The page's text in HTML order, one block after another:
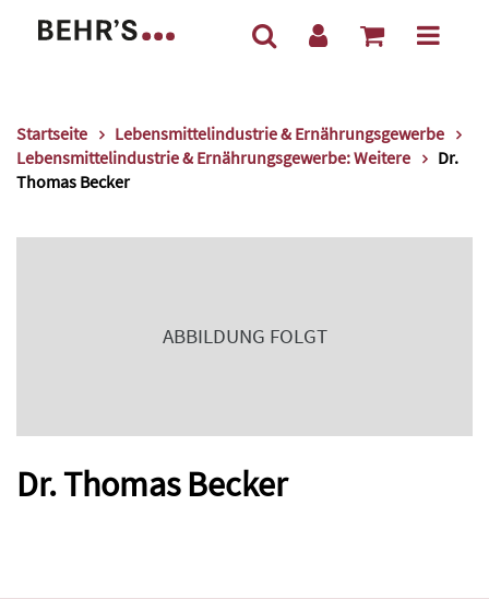
Startseite
Lebensmittelindustrie & Ernährungsgewerbe
Lebensmittelindustrie & Ernährungsgewerbe: Weitere
Dr.
Thomas Becker
ABBILDUNG FOLGT
Dr. Thomas Becker